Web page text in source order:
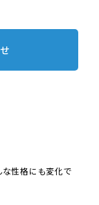
な性格にも変化で